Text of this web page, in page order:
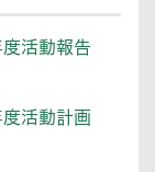
活動報告
活動計画